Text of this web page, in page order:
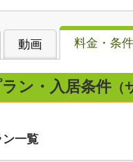
動画 料金・条件
ン・入居条件
一覧